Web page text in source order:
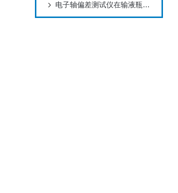
电子轴偏差测试仪在输液瓶高速输送稳定性研究中的应用